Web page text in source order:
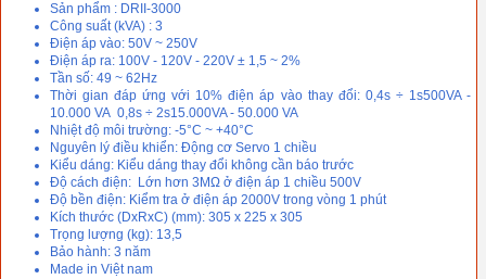
Sản phẩm : DRII-3000
Công suất (kVA) : 3
Điện áp vào: 50V ~ 250V
Điện áp ra: 100V - 120V - 220V ± 1,5 ~ 2%
Tần số: 49 ~ 62Hz
Thời gian đáp ứng với 10% điện áp vào thay đổi: 0,4s ÷ 1s500VA -
10.000 VA 0,8s ÷ 2s15.000VA - 50.000 VA
Nhiệt độ môi trường: -5°C ~ +40°C
Nguyên lý điều khiển: Động cơ Servo 1 chiều
Kiểu dáng: Kiểu dáng thay đổi không cần báo trước
Độ cách điện: Lớn hơn 3MΩ ở điện áp 1 chiều 500V
Độ bền điện: Kiểm tra ở điện áp 2000V trong vòng 1 phút
Kích thước (DxRxC) (mm): 305 x 225 x 305
Trọng lượng (kg): 13,5
Bảo hành: 3 năm
Made in Việt nam